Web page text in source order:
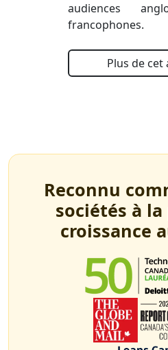
audiences
francophones.
Plus de cet
Reconnu
sociétés à
croissance